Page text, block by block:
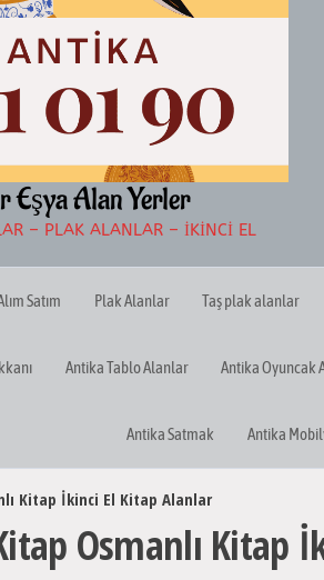
Eşya Alan Yerler
– PLAK ALANLAR – İKINCI EL
Satım Plak Alanlar Taş plak alanlar
Antika Tablo Alanlar Antika Oyuncak
Antika Satmak Antika
Kitap İkinci El Kitap Alanlar
Osmanlı Kitap